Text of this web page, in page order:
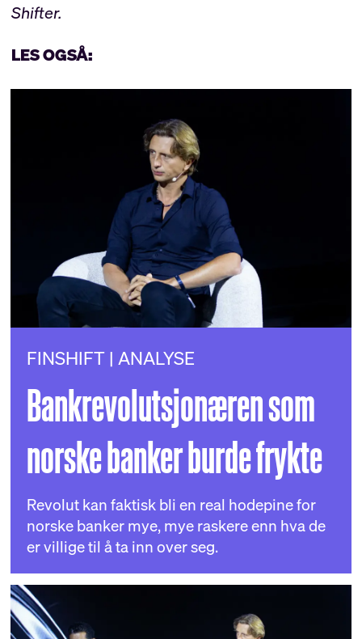
Shifter.
LES OGSÅ:
FINSHIFT | ANALYSE
Bankrevolutsjonæren som
norske banker burde frykte
Revolut kan faktisk bli en real hodepine for
norske banker mye, mye raskere enn hva de
er villige til å ta inn over seg.